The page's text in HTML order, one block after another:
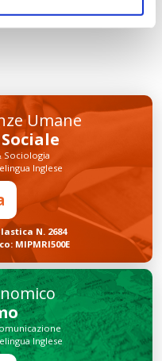
Umane
Sociologia
Inglese
N. 2684
MIPMRI500E
Inglese